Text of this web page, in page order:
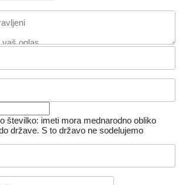
številko: imeti mora mednarodno obliko
države. S to državo ne sodelujemo